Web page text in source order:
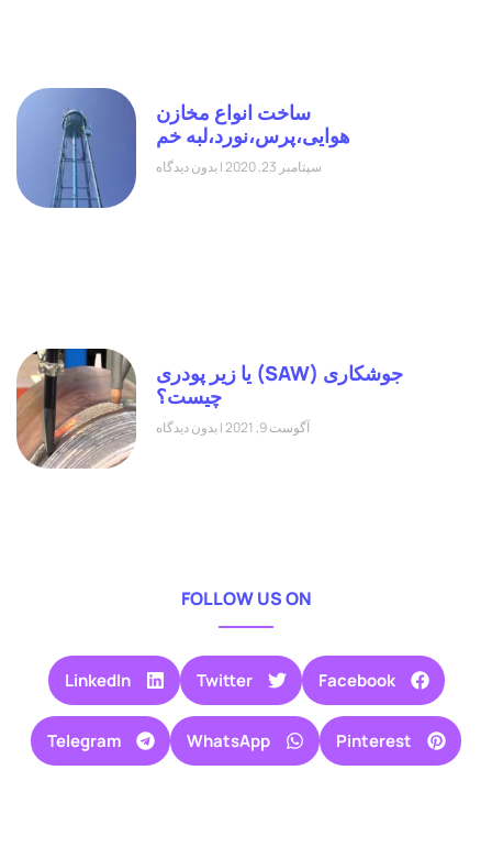
ساخت انواع مخازن
هوایی،پرس،نورد،لبه خم
سپتامبر 23, 2020 بدون دیدگاه
جوشکاری (SAW) یا زیر پودری
چیست؟
آگوست 9, 2021 بدون دیدگاه
FOLLOW US ON
Facebook
Twitter
LinkedIn
Pinterest
WhatsApp
Telegram